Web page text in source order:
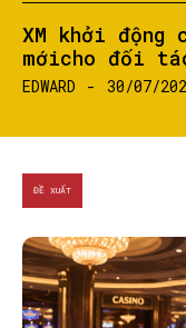
XM khởi
mớicho đối
EDWARD - 30/07/
ĐỀ XUẤT